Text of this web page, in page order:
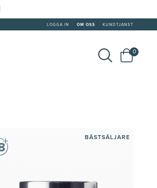
LOGGA IN OM OSS KUNDTJÄNST
0
BÄSTSÄLJARE